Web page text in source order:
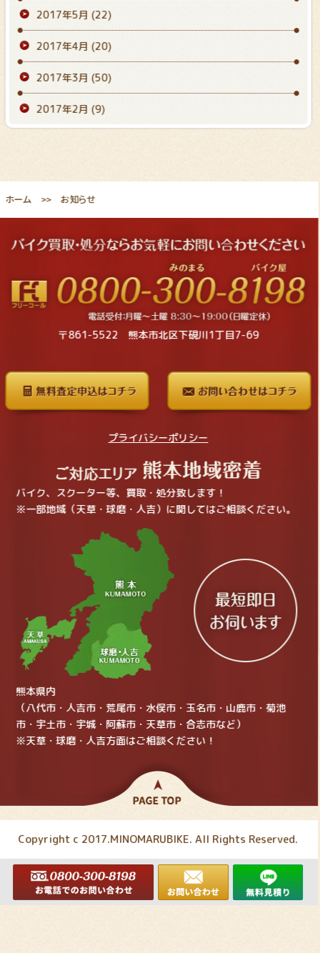
2017年5月 (22)
2017年4月 (20)
2017年3月 (50)
2017年2月 (9)
ホーム お知らせ
〒861-5522 熊本市北区下硯川1丁目7-69
プライバシーポリシー
バイク、スクーター等、買取・処分致します！
※一部地域（天草・球磨・人吉）に関してはご相談ください。
熊本県内
（八代市・人吉市・荒尾市・水俣市・玉名市・山鹿市・菊池
市・宇土市・宇城・阿蘇市・天草市・合志市など）
※天草・球磨・人吉方面はご相談ください！
Copyright c 2017.MINOMARUBIKE. All Rights Reserved.